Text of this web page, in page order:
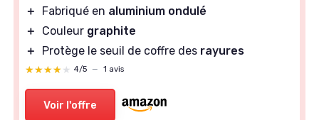
＋
Fabriqué en aluminium ondulé
＋
Couleur graphite
＋
Protège le seuil de coffre des rayures
★★★★★
★★★★★ 4/5 — 1 avis
Voir l'offre